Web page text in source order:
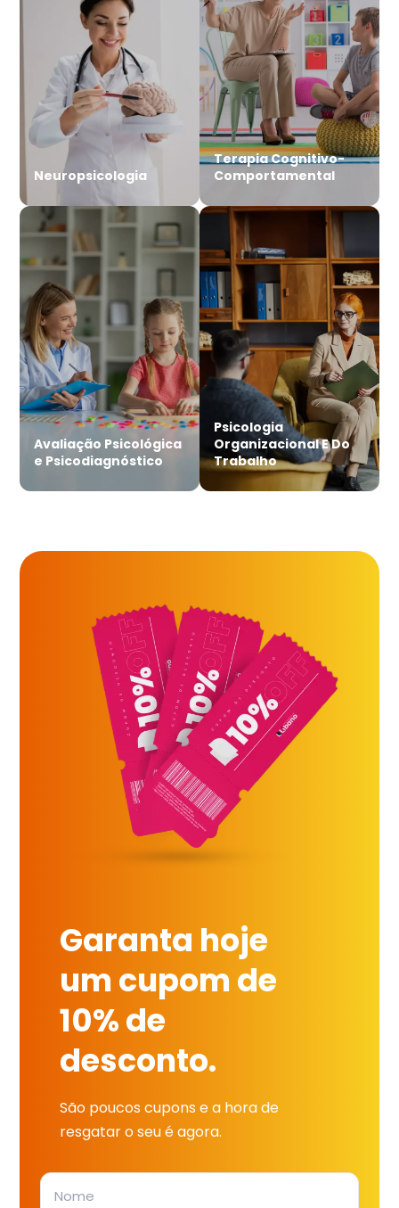
Neuropsicologia
Terapia Cognitivo-
Comportamental
Avaliação Psicológica
e Psicodiagnóstico
Psicologia
Organizacional E Do
Trabalho
Garanta hoje
um cupom de
10% de
desconto.
São poucos cupons e a hora de
resgatar o seu é agora.